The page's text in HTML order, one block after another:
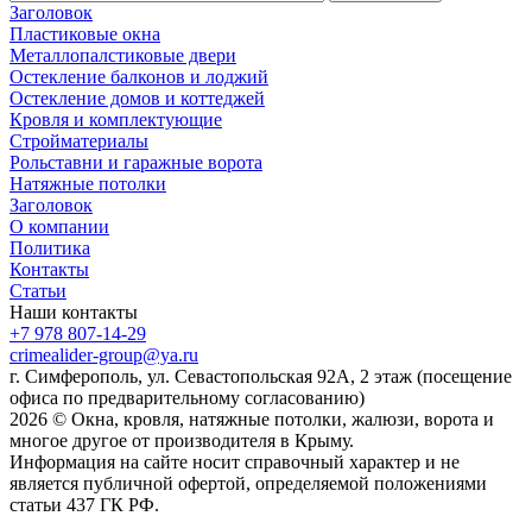
Заголовок
Пластиковые окна
Металлопалстиковые двери
Остекление балконов и лоджий
Остекление домов и коттеджей
Кровля и комплектующие
Стройматериалы
Рольставни и гаражные ворота
Натяжные потолки
Заголовок
О компании
Политика
Контакты
Статьи
Наши контакты
+7 978 807-14-29
crimealider-group@ya.ru
г. Симферополь, ул. Севастопольская 92А, 2 этаж (посещение
офиса по предварительному согласованию)
2026 © Окна, кровля, натяжные потолки, жалюзи, ворота и
многое другое от производителя в Крыму.
Информация на сайте носит справочный характер и не
является публичной офертой, определяемой положениями
статьи 437 ГК РФ.